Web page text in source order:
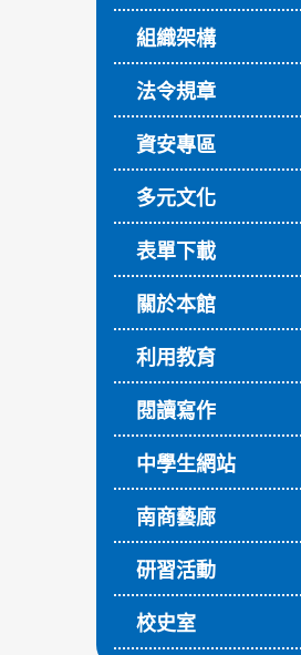
組織架構
法令規章
資安專區
多元文化
表單下載
關於本館
利用教育
閱讀寫作
中學生網站
南商藝廊
研習活動
校史室